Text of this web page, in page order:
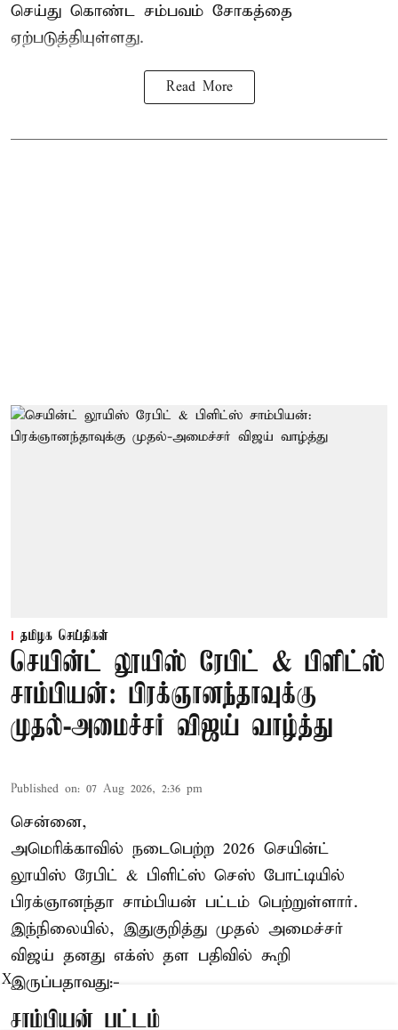
செய்து கொண்ட சம்பவம் சோகத்தை
ஏற்படுத்தியுள்ளது.
Read More
தமிழக செய்திகள்
செயின்ட் லூயிஸ் ரேபிட் & பிளிட்ஸ்
சாம்பியன்: பிரக்ஞானந்தாவுக்கு
முதல்-அமைச்சர் விஜய் வாழ்த்து
Published on: 07 Aug 2026, 2:36 pm
சென்னை,
அமெரிக்காவில் நடைபெற்ற 2026 செயின்ட்
லூயிஸ் ரேபிட் & பிளிட்ஸ் செஸ் போட்டியில்
பிரக்ஞானந்தா சாம்பியன் பட்டம் பெற்றுள்ளார்.
இந்நிலையில், இதுகுறித்து முதல் அமைச்சர்
விஜய் தனது எக்ஸ் தள பதிவில் கூறி
இருப்பதாவது:-
சாம்பியன் பட்டம்
X